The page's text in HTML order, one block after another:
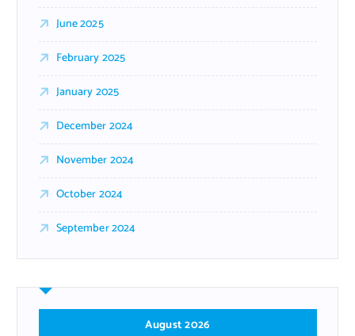
June 2025
February 2025
January 2025
December 2024
November 2024
October 2024
September 2024
August 2026